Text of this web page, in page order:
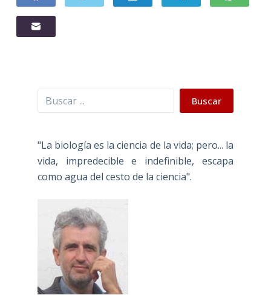
Buscar Buscar
"La biología es la ciencia de la vida; pero... la
vida, impredecible e indefinible, escapa
como agua del cesto de la ciencia".